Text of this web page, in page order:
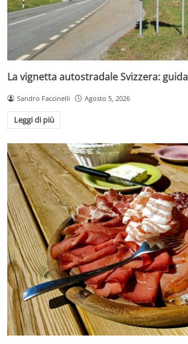
La vignetta autostradale Svizzera:
Sandro Faccinelli Agosto 5, 2026
Leggi di più